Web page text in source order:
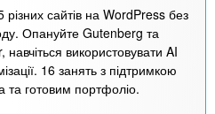
різних сайтів на WordPress без
Опануйте Gutenberg та
навчіться використовувати AI
16 занять з підтримкою
та готовим портфоліо.